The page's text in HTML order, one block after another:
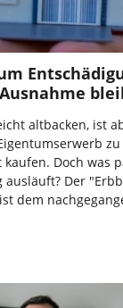
altbacken, ist
Doch was
ausläuft? Der
dem